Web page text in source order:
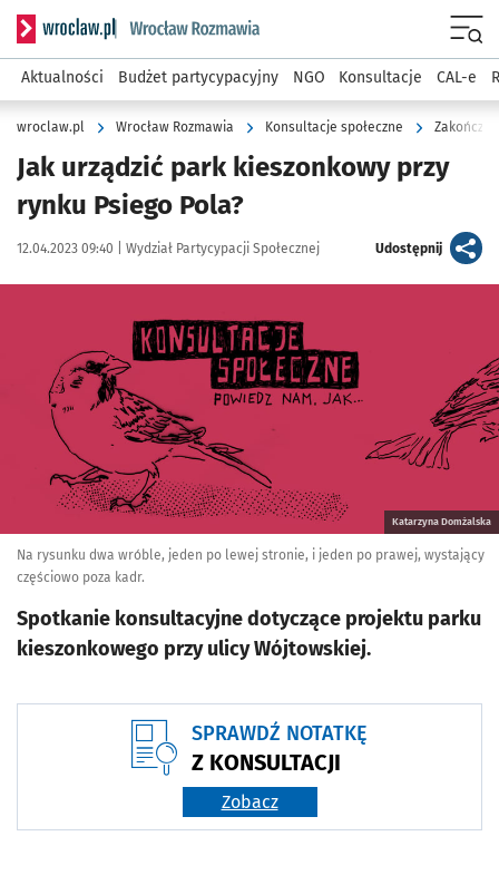
Serwis informacyjny wroclaw.pl podserwis: Rozmawia
Aktualności Budżet partycypacyjny NGO Konsultacje CAL-e
wroclaw.pl Wrocław Rozmawia Konsultacje społeczne
Jak urządzić park kieszonkowy przy
rynku Psiego Pola?
Data publikacji:
12.04.2023 09:40 | Autor:
Wydział Partycypacji Społecznej Udostępnijartykuł
Katarzyna Domżalska
Na rysunku dwa wróble, jeden po lewej stronie, i jeden po prawej, wystający
częściowo poza kadr.
Spotkanie konsultacyjne dotyczące projektu parku
kieszonkowego przy ulicy Wójtowskiej.
SPRAWDŹ NOTATKĘ
Z KONSULTACJI
Zobacz